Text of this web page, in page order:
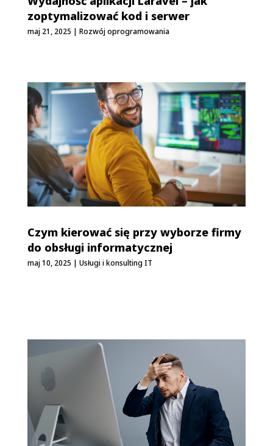
zoptymalizować kod i serwer
maj 21, 2025 | Rozwój oprogramowania
Czym kierować się przy wyborze firmy
do obsługi informatycznej
maj 10, 2025 | Usługi i konsulting IT